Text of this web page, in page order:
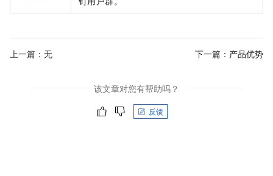
上一篇：无 下一篇： 产品优势
该文章对您有帮助吗？
反馈